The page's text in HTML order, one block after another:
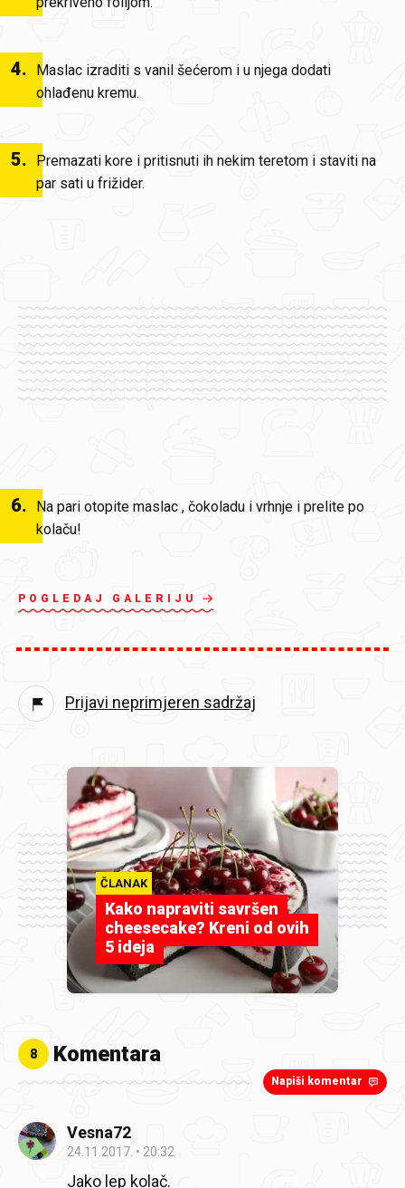
4.
Maslac izraditi s vanil šećerom i u njega dodati
ohlađenu kremu.
5.
Premazati kore i pritisnuti ih nekim teretom i staviti na
par sati u frižider.
6.
Na pari otopite maslac , čokoladu i vrhnje i prelite po
kolaču!
POGLEDAJ GALERIJU
Prijavi neprimjeren sadržaj
ČLANAK
Kako napraviti savršen
cheesecake? Kreni od ovih
5 ideja
8 Komentara
Napiši komentar
Vesna72
24.11.2017. 20:32
Jako lep kolač.